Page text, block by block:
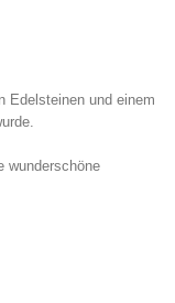
Edelsteinen und einem
wunderschöne